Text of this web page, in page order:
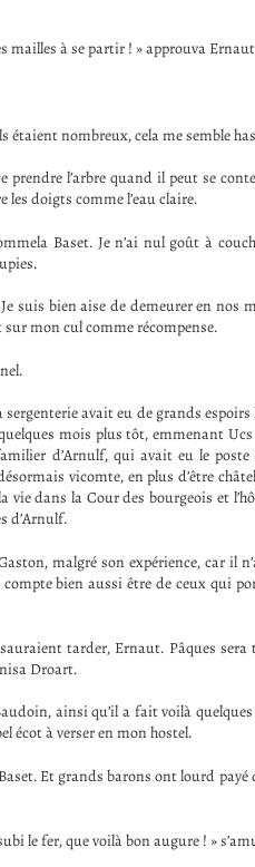
mailles à se partir ! » approuva
étaient nombreux, cela me semble
l’arbre quand il peut se
doigts comme l’eau claire.
Baset. Je n’ai nul goût à
suis bien aise de demeurer en nos
mon cul comme récompense.
avait eu de grands
mois plus tôt, emmenant
d’Arnulf, qui avait eu le poste
vicomte, en plus d’être
dans la Cour des bourgeois et
d’Arnulf.
malgré son expérience, car il
bien aussi être de ceux qui
tarder, Ernaut. Pâques sera
Droart.
ainsi qu’il a fait voilà quelques
écot à verser en mon hostel.
Et grands barons ont lourd payé
le fer, que voilà bon augure ! »